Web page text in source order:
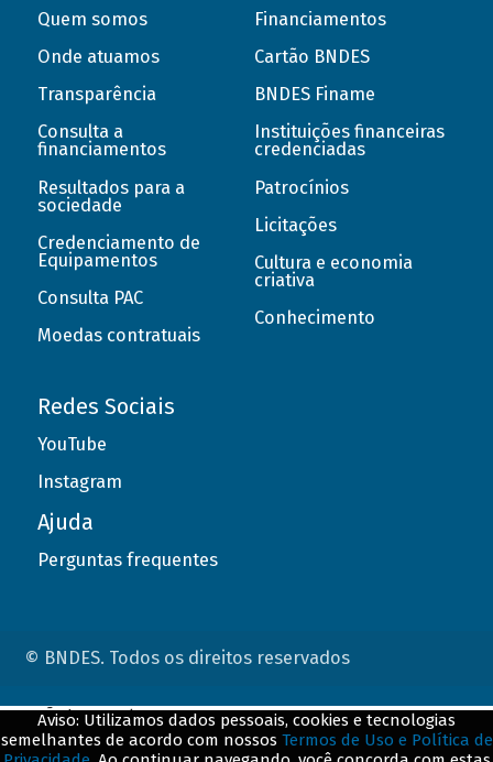
Quem somos
Onde atuamos
Transparência
Consulta a
financiamentos
Resultados para a
sociedade
Credenciamento de
Equipamentos
Consulta PAC
Moedas contratuais
Financiamentos
Cartão BNDES
BNDES Finame
Instituições financeiras
credenciadas
Patrocínios
Licitações
Cultura e economia
criativa
Conhecimento
Redes Sociais
YouTube
Instagram
Ajuda
Perguntas frequentes
© BNDES. Todos os direitos reservados
Aviso: Utilizamos dados pessoais, cookies e tecnologias
semelhantes de acordo com nossos Termos de Uso e Política de
ConteÃºdo complementar
${title}${badge}